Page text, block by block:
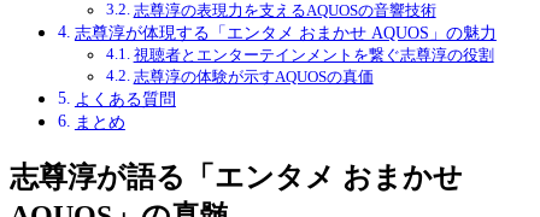
志尊淳の表現力を支えるAQUOSの音響技術
志尊淳が体現する「エンタメ おまかせ AQUOS」の魅力
視聴者とエンターテインメントを繋ぐ志尊淳の役割
志尊淳の体験が示すAQUOSの真価
よくある質問
まとめ
志尊淳が語る「エンタメ おまかせ